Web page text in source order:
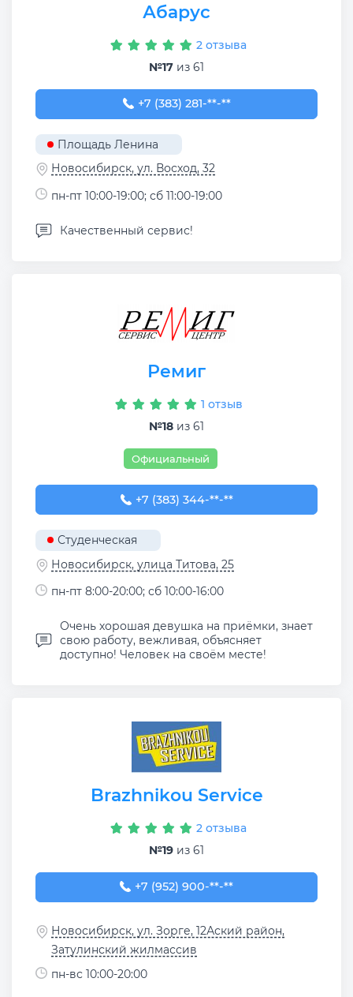
Абарус
2 отзыва
№17 из 61
+7 (383) 281-99-01
+7 (383) 281-**-**
Площадь Ленина
Новосибирск, ул. Восход, 32
пн-пт 10:00-19:00; сб 11:00-19:00
Качественный сервис!
Ремиг
1 отзыв
№18 из 61
Официальный
+7 (383) 344-30-68
+7 (383) 344-**-**
Студенческая
Новосибирск, улица Титова, 25
пн-пт 8:00-20:00; сб 10:00-16:00
Очень хорошая девушка на приёмки, знает
свою работу, вежливая, объясняет
доступно! Человек на своём месте!
Brazhnikou Service
2 отзыва
№19 из 61
+7 (952) 900-54-04
+7 (952) 900-**-**
Новосибирск, ул. Зорге, 12Аский район,
Затулинский жилмассив
пн-вс 10:00-20:00